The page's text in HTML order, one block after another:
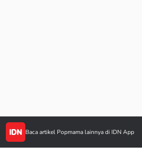
Baca artikel Popmama lainnya di IDN App